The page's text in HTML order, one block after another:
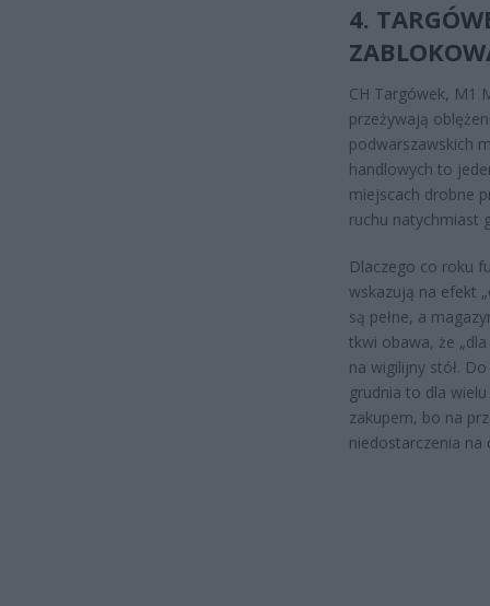
4.
CH Targówek, M1
przeżywają
podwarszawskich
handlowych to
miejscach drobne
ruchu natychmiast
Dlaczego co roku
wskazują na efekt
są pełne, a
tkwi obawa, że
na wigilijny stół.
grudnia to dla
zakupem, bo na
niedostarczenia na